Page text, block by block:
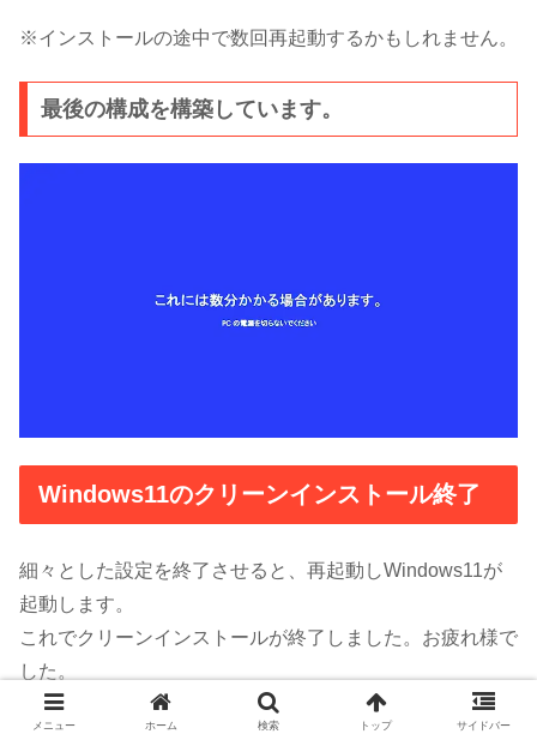
※インストールの途中で数回再起動するかもしれません。
最後の構成を構築しています。
Windows11のクリーンインストール終了
細々とした設定を終了させると、再起動しWindows11が
起動します。
これでクリーンインストールが終了しました。お疲れ様で
した。
メニュー ホーム 検索 トップ サイドバー